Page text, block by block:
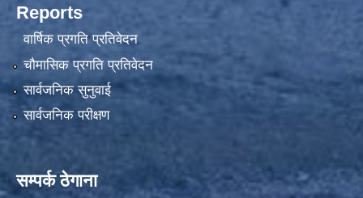
Reports
वार्षिक प्रगति प्रतिवेदन
चौमासिक प्रगति प्रतिवेदन
सार्वजनिक सुनुवाई
सार्वजनिक परीक्षण
सम्पर्क ठेगाना